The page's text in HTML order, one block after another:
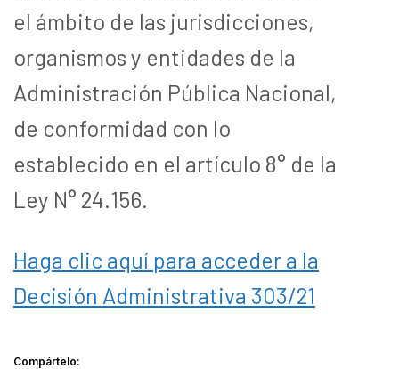
el ámbito de las jurisdicciones,
organismos y entidades de la
Administración Pública Nacional,
de conformidad con lo
establecido en el artículo 8° de la
Ley N° 24.156.
Haga clic aquí para acceder a la
Decisión Administrativa 303/21
Compártelo: